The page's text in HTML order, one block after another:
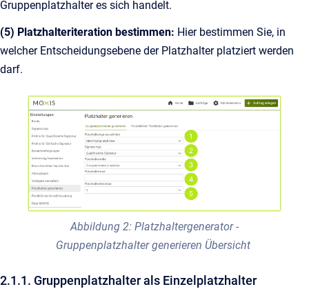
Gruppenplatzhalter es sich handelt.
(5) Platzhalteriteration bestimmen: Hier bestimmen Sie, in
welcher Entscheidungsebene der Platzhalter platziert werden
darf.
Abbildung 2: Platzhaltergenerator -
Gruppenplatzhalter generieren Übersicht
2.1.1. Gruppenplatzhalter als Einzelplatzhalter